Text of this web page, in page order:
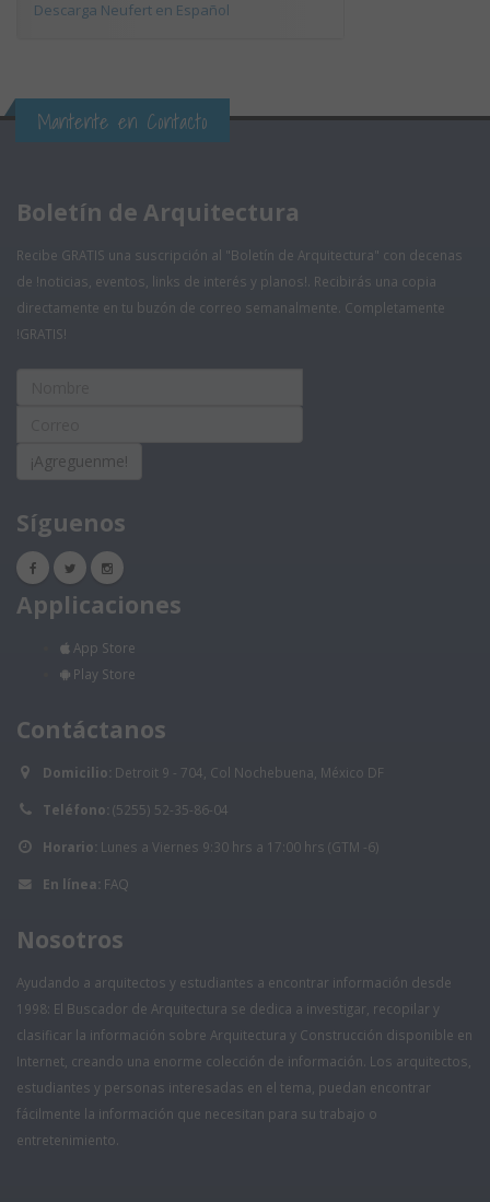
Descarga Neufert en Español
Mantente en Contacto
Boletín de Arquitectura
Recibe GRATIS una suscripción al "Boletín de Arquitectura" con decenas
de !noticias, eventos, links de interés y planos!. Recibirás una copia
directamente en tu buzón de correo semanalmente. Completamente
!GRATIS!
¡Agreguenme!
Síguenos
Applicaciones
App Store
Play Store
Contáctanos
Domicilio: Detroit 9 - 704, Col Nochebuena, México DF
Teléfono: (5255) 52-35-86-04
Horario: Lunes a Viernes 9:30 hrs a 17:00 hrs (GTM -6)
En línea: FAQ
Nosotros
Ayudando a arquitectos y estudiantes a encontrar información desde
1998: El Buscador de Arquitectura se dedica a investigar, recopilar y
clasificar la información sobre Arquitectura y Construcción disponible en
Internet, creando una enorme colección de información. Los arquitectos,
estudiantes y personas interesadas en el tema, puedan encontrar
fácilmente la información que necesitan para su trabajo o
entretenimiento.